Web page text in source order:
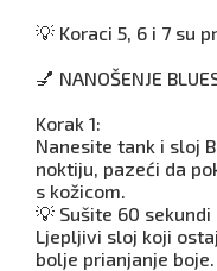
💡 Koraci 5, 6 i 7 su
💅 NANOŠENJE
Korak 1:
Nanesite tank i sloj
noktiju, pazeći da
s kožicom.
💡 Sušite 60
Ljepljivi sloj koji
bolje prianjanje boje.